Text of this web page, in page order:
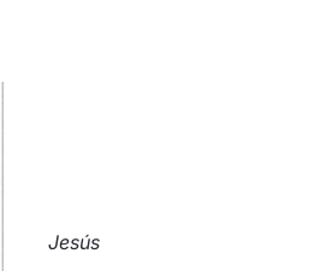
Jesús